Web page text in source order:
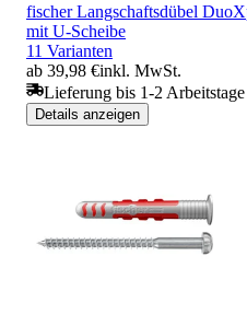
fischer Langschaftsdübel
mit U-Scheibe
11 Varianten
ab 39,98 €inkl. MwSt.
Lieferung bis 1-2 Arbeitstage
Details anzeigen